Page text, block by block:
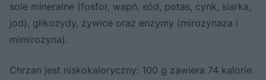
sole mineralne (fosfor, wapń, sód, potas, cynk, siarka,
jod), glikozydy, żywice oraz enzymy (mirozynaza i
mimirozyna).
Chrzan jest niskokaloryczny: 100 g zawiera 74 kalorie.